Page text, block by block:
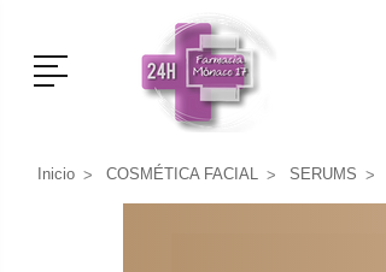
Menú
Inicio COSMÉTICA FACIAL SERUMS